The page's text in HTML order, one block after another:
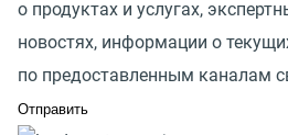
о продуктах и услугах,
новостях, информации о
по предоставленным каналам